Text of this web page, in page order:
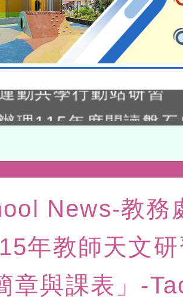
學年度第2次代理
理115年度閱讀磐
素養講師名單
內容與教學軟體線
大陸委員會函釋公務
應申請許可一案
經濟部水利署委託財
辦理「115年表揚
8月22日(星期六)辦
News-教務
年教師天文
章與課表」-